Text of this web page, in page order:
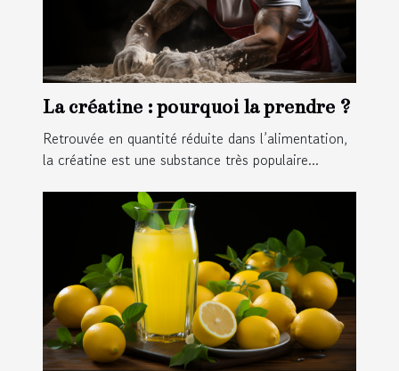
La créatine : pourquoi la prendre ?
Retrouvée en quantité réduite dans l’alimentation,
la créatine est une substance très populaire...